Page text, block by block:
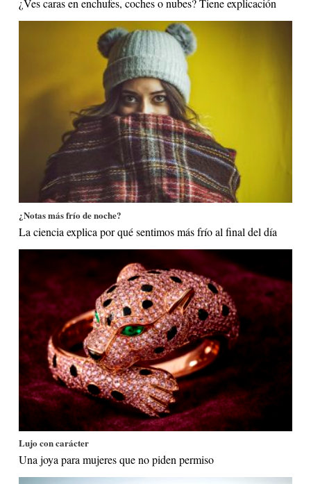
¿Ves caras en enchufes, coches o nubes? Tiene explicación
¿Notas más frío de noche?
La ciencia explica por qué sentimos más frío al final del día
Lujo con carácter
Una joya para mujeres que no piden permiso